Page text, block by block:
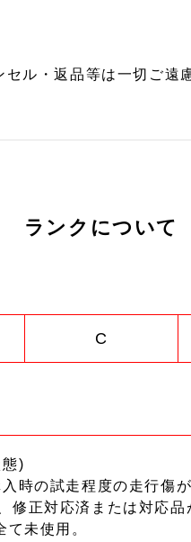
ル・返品等は一切ご
ランクについて
C
)
時の試走程度の走行傷
修正対応済または対応品
未使用。